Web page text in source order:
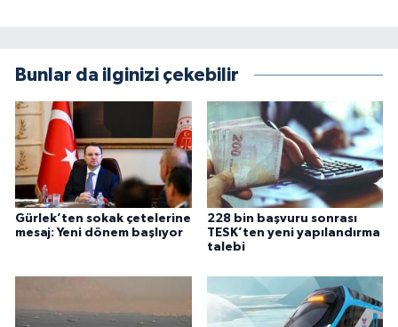
Bunlar da ilginizi çekebilir
Gürlek’ten sokak çetelerine
mesaj: Yeni dönem başlıyor
228 bin başvuru sonrası
TESK’ten yeni yapılandırma
talebi